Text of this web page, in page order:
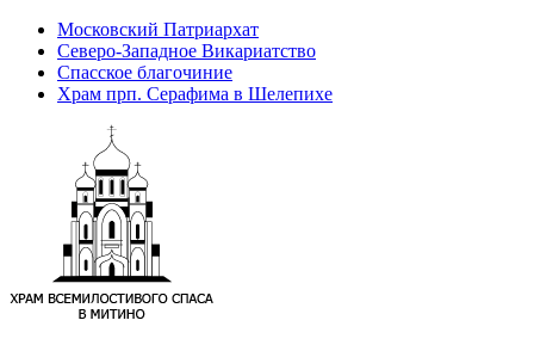
Московский Патриархат
Северо-Западное Викариатство
Спасское благочиние
Храм прп. Серафима в Шелепихе